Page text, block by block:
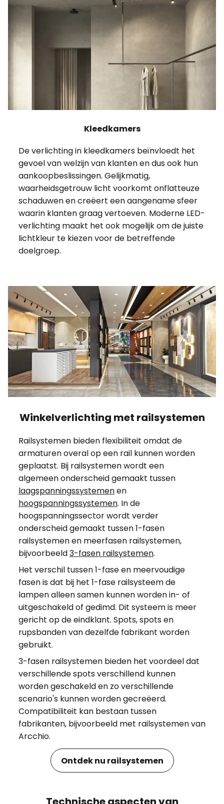
Kleedkamers
De verlichting in kleedkamers beïnvloedt het
gevoel van welzijn van klanten en dus ook hun
aankoopbeslissingen. Gelijkmatig,
waarheidsgetrouw licht voorkomt onflatteuze
schaduwen en creëert een aangename sfeer
waarin klanten graag vertoeven. Moderne LED-
verlichting maakt het ook mogelijk om de juiste
lichtkleur te kiezen voor de betreffende
doelgroep.
Winkelverlichting met railsystemen
Railsystemen bieden flexibiliteit omdat de
armaturen overal op een rail kunnen worden
geplaatst. Bij railsystemen wordt een
algemeen onderscheid gemaakt tussen
laagspanningssystemenen
hoogspanningssystemen. In de
hoogspanningssector wordt verder
onderscheid gemaakt tussen 1-fasen
railsystemen en meerfasen railsystemen,
bijvoorbeeld3-fasen railsystemen.
Het verschil tussen 1-fase en meervoudige
fasen is dat bij het 1-fase railsysteem de
lampen alleen samen kunnen worden in- of
uitgeschakeld of gedimd. Dit systeem is meer
gericht op de eindklant. Spots, spots en
rupsbanden van dezelfde fabrikant worden
gebruikt.
3-fasen railsystemen bieden het voordeel dat
verschillende spots verschillend kunnen
worden geschakeld en zo verschillende
scenario's kunnen worden gecreëerd.
Compatibiliteit kan bestaan tussen
fabrikanten, bijvoorbeeld met railsystemen van
Arcchio.
Ontdek nu railsystemen